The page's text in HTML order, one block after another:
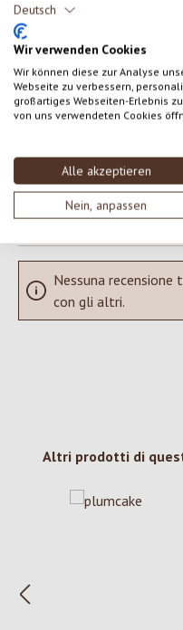
Deutsch
Wir verwenden Cookies
Wir können diese zur Analyse
Webseite zu verbessern,
großartiges Webseiten-Erlebnis
von uns verwendeten Cookies
Alle akzeptieren
Nein, anpassen
0 di 0 valutazioni
Valutazione media di 0 su
Formula una
Condividi le tue
SCRIVERE UNA
Visualizza le
Nessuna
con gli altri.
Salta la galleria dei
Altri prodotti di